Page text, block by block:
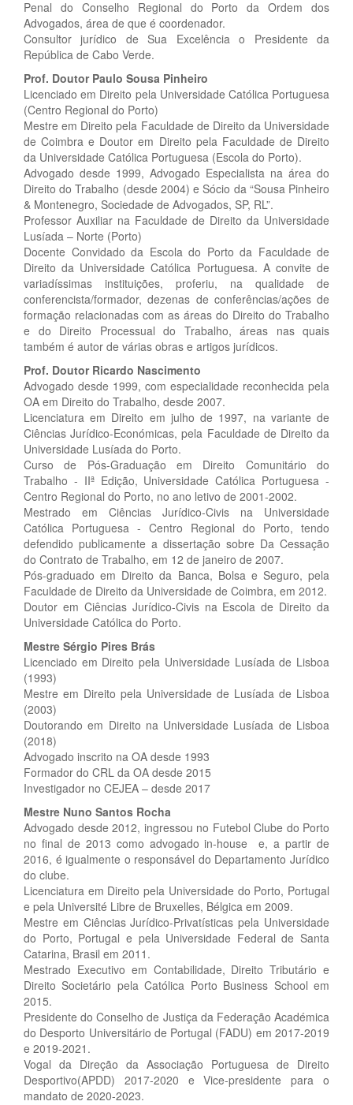
Penal do Conselho Regional do Porto da Ordem dos
Advogados, área de que é coordenador.
Consultor jurídico de Sua Excelência o Presidente da
República de Cabo Verde.
Prof. Doutor Paulo Sousa Pinheiro
Licenciado em Direito pela Universidade Católica Portuguesa
(Centro Regional do Porto)
Mestre em Direito pela Faculdade de Direito da Universidade
de Coimbra e Doutor em Direito pela Faculdade de Direito
da Universidade Católica Portuguesa (Escola do Porto).
Advogado desde 1999, Advogado Especialista na área do
Direito do Trabalho (desde 2004) e Sócio da “Sousa Pinheiro
& Montenegro, Sociedade de Advogados, SP, RL”.
Professor Auxiliar na Faculdade de Direito da Universidade
Lusíada – Norte (Porto)
Docente Convidado da Escola do Porto da Faculdade de
Direito da Universidade Católica Portuguesa. A convite de
variadíssimas instituições, proferiu, na qualidade de
conferencista/formador, dezenas de conferências/ações de
formação relacionadas com as áreas do Direito do Trabalho
e do Direito Processual do Trabalho, áreas nas quais
também é autor de várias obras e artigos jurídicos.
Prof. Doutor Ricardo Nascimento
Advogado desde 1999, com especialidade reconhecida pela
OA em Direito do Trabalho, desde 2007.
Licenciatura em Direito em julho de 1997, na variante de
Ciências Jurídico-Económicas, pela Faculdade de Direito da
Universidade Lusíada do Porto.
Curso de Pós-Graduação em Direito Comunitário do
Trabalho - IIª Edição, Universidade Católica Portuguesa -
Centro Regional do Porto, no ano letivo de 2001-2002.
Mestrado em Ciências Jurídico-Civis na Universidade
Católica Portuguesa - Centro Regional do Porto, tendo
defendido publicamente a dissertação sobre Da Cessação
do Contrato de Trabalho, em 12 de janeiro de 2007.
Pós-graduado em Direito da Banca, Bolsa e Seguro, pela
Faculdade de Direito da Universidade de Coimbra, em 2012.
Doutor em Ciências Jurídico-Civis na Escola de Direito da
Universidade Católica do Porto.
Mestre Sérgio Pires Brás
Licenciado em Direito pela Universidade Lusíada de Lisboa
(1993)
Mestre em Direito pela Universidade de Lusíada de Lisboa
(2003)
Doutorando em Direito na Universidade Lusíada de Lisboa
(2018)
Advogado inscrito na OA desde 1993
Formador do CRL da OA desde 2015
Investigador no CEJEA – desde 2017
Mestre Nuno Santos Rocha
Advogado desde 2012, ingressou no Futebol Clube do Porto
no final de 2013 como advogado in-house e, a partir de
2016, é igualmente o responsável do Departamento Jurídico
do clube.
Licenciatura em Direito pela Universidade do Porto, Portugal
e pela Université Libre de Bruxelles, Bélgica em 2009.
Mestre em Ciências Jurídico-Privatísticas pela Universidade
do Porto, Portugal e pela Universidade Federal de Santa
Catarina, Brasil em 2011.
Mestrado Executivo em Contabilidade, Direito Tributário e
Direito Societário pela Católica Porto Business School em
2015.
Presidente do Conselho de Justiça da Federação Académica
do Desporto Universitário de Portugal (FADU) em 2017-2019
e 2019-2021.
Vogal da Direção da Associação Portuguesa de Direito
Desportivo(APDD) 2017-2020 e Vice-presidente para o
mandato de 2020-2023.